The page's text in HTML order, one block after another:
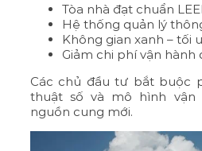
Tòa nhà đạt chuẩn
Hệ thống quản lý
Không gian xanh – tối
Giảm chi phí vận hành
Các chủ đầu tư bắt buộc
thuật số và mô hình vận
nguồn cung mới.